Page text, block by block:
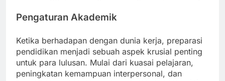
Pengaturan Akademik
Ketika berhadapan dengan dunia kerja, preparasi
pendidikan menjadi sebuah aspek krusial penting
untuk para lulusan. Mulai dari kuasai pelajaran,
peningkatan kemampuan interpersonal, dan